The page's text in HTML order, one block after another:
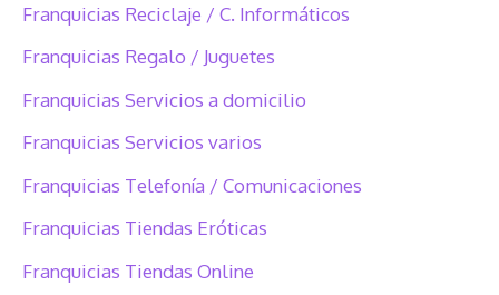
Franquicias Reciclaje / C. Informáticos
Franquicias Regalo / Juguetes
Franquicias Servicios a domicilio
Franquicias Servicios varios
Franquicias Telefonía / Comunicaciones
Franquicias Tiendas Eróticas
Franquicias Tiendas Online